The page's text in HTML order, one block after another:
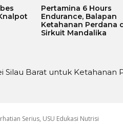
Pertamina 6 Hours
Endurance, Balapan
Ketahanan Perdana
Sirkuit Mandalika
Silau Barat untuk Ketahanan
Bogor Galang Donasi
Serius, USU Edukasi Nutrisi